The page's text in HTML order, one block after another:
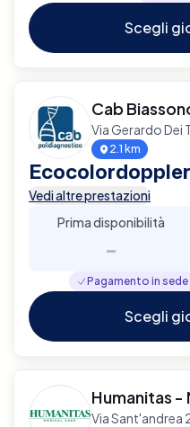
Scegli
Cab
Via Gerardo
2.1 km
Vedi altre prestazioni
Prima disponibilità
-
Pagamento in sede
Scegli
Humanitas -
Via Sant'andrea